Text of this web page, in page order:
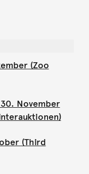
(Zoo
November
(Third